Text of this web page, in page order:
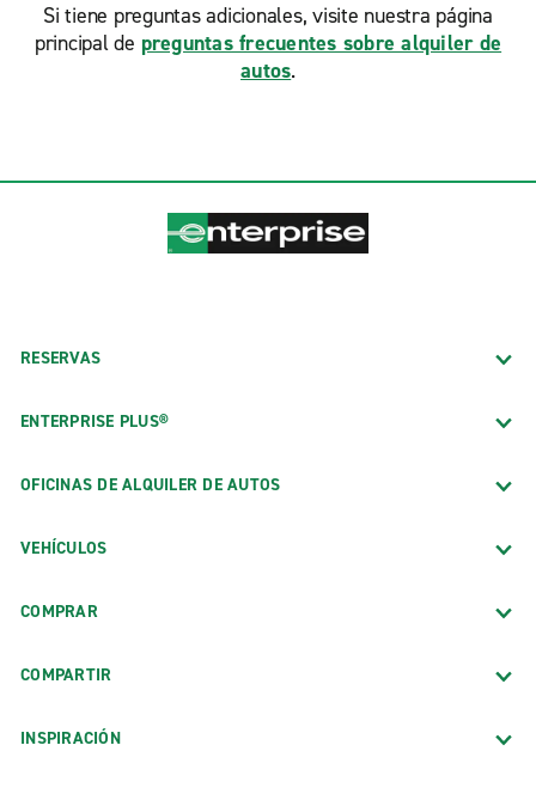
Si tiene preguntas adicionales, visite nuestra página
principal de preguntas frecuentes sobre alquiler de
autos.
RESERVAS
ENTERPRISE PLUS®
OFICINAS DE ALQUILER DE AUTOS
VEHÍCULOS
COMPRAR
COMPARTIR
INSPIRACIÓN